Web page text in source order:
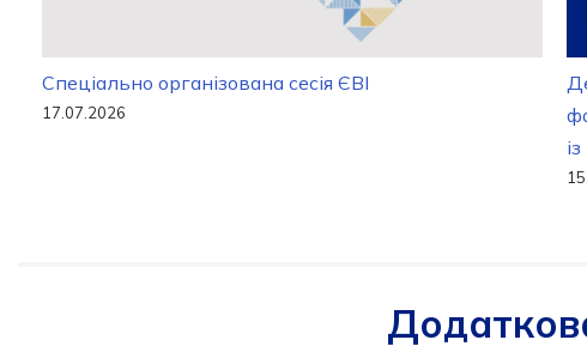
Спеціально організована сесія ЄВІ
17.07.2026